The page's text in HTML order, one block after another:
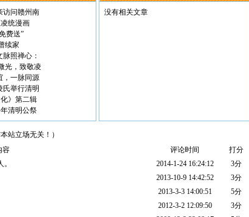
访问赣州南
统漫画
费送”
续家
照禅心：
光，致敬凌
，一脉同源
氏举行清明
化》第二辑
清明公祭
没有相关文章
站立场无关！）
容 评论时间
打分
2014-1-24 16:24:12
3分
2013-10-9 14:42:52
3分
2013-3-3 14:00:51
5分
2012-3-2 12:09:50
3分